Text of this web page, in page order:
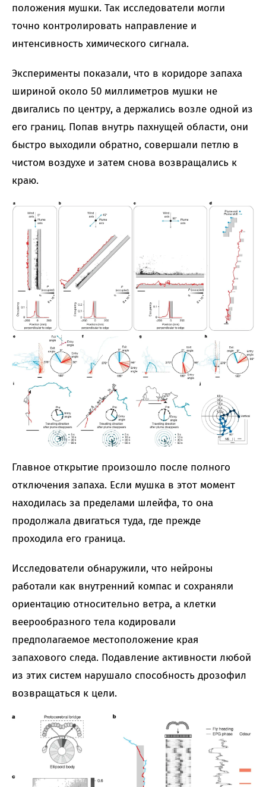
положения мушки. Так исследователи могли
точно контролировать направление и
интенсивность химического сигнала.
Эксперименты показали, что в коридоре запаха
шириной около 50 миллиметров мушки не
двигались по центру, а держались возле одной из
его границ. Попав внутрь пахнущей области, они
быстро выходили обратно, совершали петлю в
чистом воздухе и затем снова возвращались к
краю.
Главное открытие произошло после полного
отключения запаха. Если мушка в этот момент
находилась за пределами шлейфа, то она
продолжала двигаться туда, где прежде
проходила его граница.
Исследователи обнаружили, что нейроны
работали как внутренний компас и сохраняли
ориентацию относительно ветра, а клетки
веерообразного тела кодировали
предполагаемое местоположение края
запахового следа. Подавление активности любой
из этих систем нарушало способность дрозофил
возвращаться к цели.